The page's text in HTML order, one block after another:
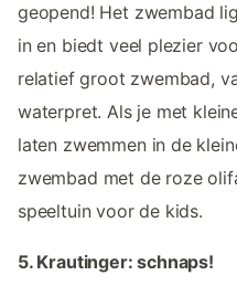
geopend! Het zwembad
in en biedt veel plezier
relatief groot zwembad,
waterpret. Als je met
laten zwemmen in de
zwembad met de roze
speeltuin voor de kids.
5. Krautinger: schnaps!